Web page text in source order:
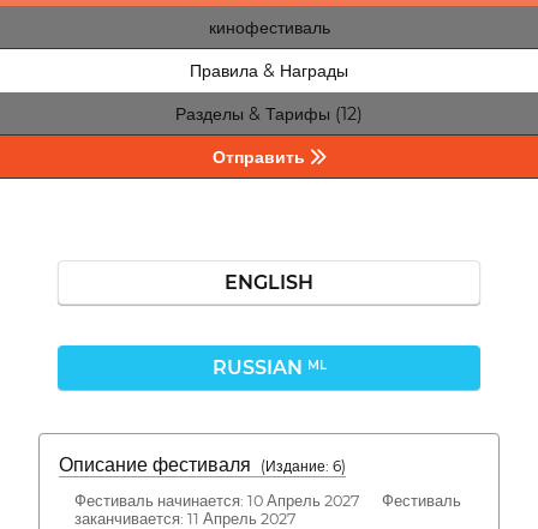
кинофестиваль
Правила & Награды
Разделы & Тарифы (12)
Отправить
ENGLISH
RUSSIAN ML
Описание фестиваля
( Издание: 6)
Фестиваль начинается: 10 Апрель 2027 Фестиваль
заканчивается: 11 Апрель 2027